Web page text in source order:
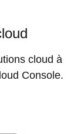
cloud à
Console.